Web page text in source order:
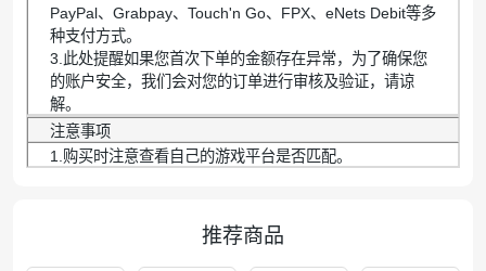
PayPal、Grabpay、Touch'n Go、FPX、eNets Debit等多
种支付方式。
3.此处提醒如果您首次下单的金额存在异常，为了确保您
的账户安全，我们会对您的订单进行审核及验证，请谅
解。
注意事项
1.购买时注意查看自己的游戏平台是否匹配。
推荐商品